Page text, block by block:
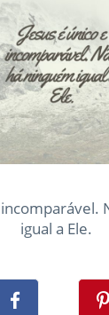
igual a Ele.